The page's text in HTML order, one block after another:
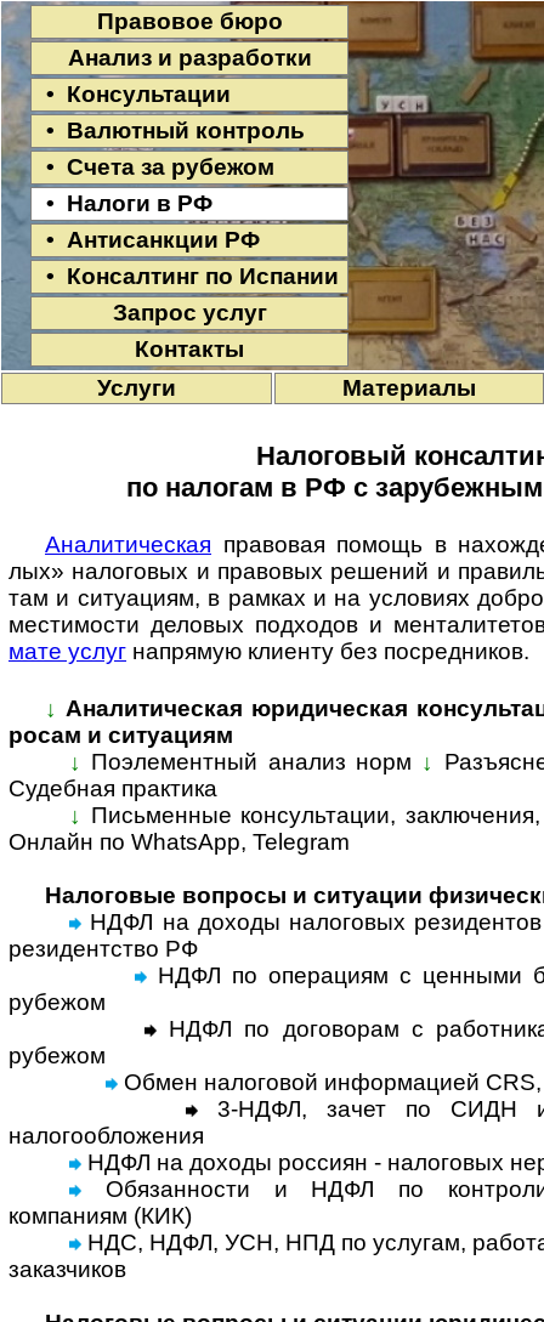
Правовое бюро
Анализ и разработки
• Консультации
• Валютный контроль
• Счета за рубежом
• Налоги в РФ
• Антисанкции РФ
• Консалтинг по Испании
Запрос услуг
Контакты
Услуги
Материалы
Налоговый
по налогам в РФ с
Ана­ли­ти­че­с­кая пра­во­вая по­мощь в
лых» нало­го­вых и ­пра­во­вых ре­ше­ний и
там и си­ту­а­ци­ям, в рам­ках и на усло­ви­ях
мес­ти­мо­сти дело­вых под­хо­дов и
мате услуг на­пря­мую кли­енту без по­сред­ников.
↓ Аналитическая юридическая
ро­сам и си­ту­а­циям
↓ Поэлементный анализ норм ↓
Су­деб­ная прак­ти­ка
↓ Письменные консультации,
Онлайн по Whats­App, Tele­gram
Налоговые вопросы и ситуации
НДФЛ на доходы налоговых
резидентство РФ
НДФЛ по операциям с ценными
рубежом
НДФЛ по договорам с
рубежом
Обмен налоговой информацией
3-НДФЛ, зачет по СИДН и
налогообложения
НДФЛ на доходы россиян - налоговых
Обязанности и НДФЛ по
компаниям (КИК)
НДС, НДФЛ, УСН, НПД по услугам,
заказчиков